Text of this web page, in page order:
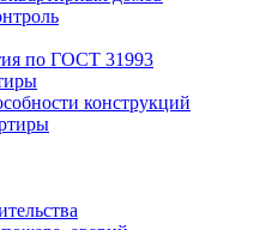
по ГОСТ 31993
конструкций